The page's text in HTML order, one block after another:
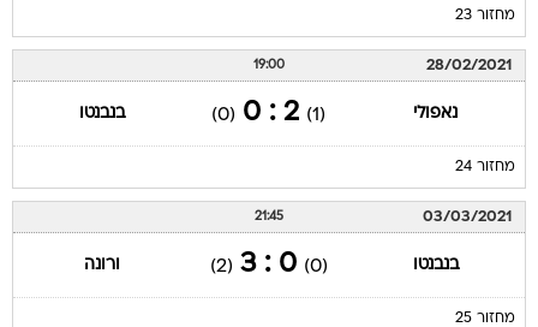
מחזור 23
28/02/2021
19:00
נאפולי (1)
2 : 0
(0) בנבנטו
מחזור 24
03/03/2021
21:45
בנבנטו (0)
0 : 3
(2) ורונה
מחזור 25